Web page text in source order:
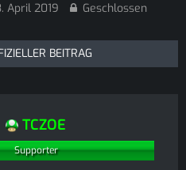
April 2019 Geschlossen
BEITRAG
TCZOE
Supporter